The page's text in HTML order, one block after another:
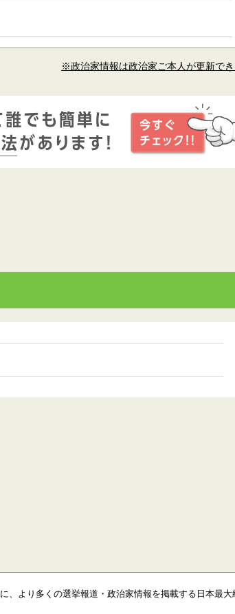
※政治家情報は政治家ご本人が更新で
、より多くの選挙報道・政治家情報を掲載する日本最